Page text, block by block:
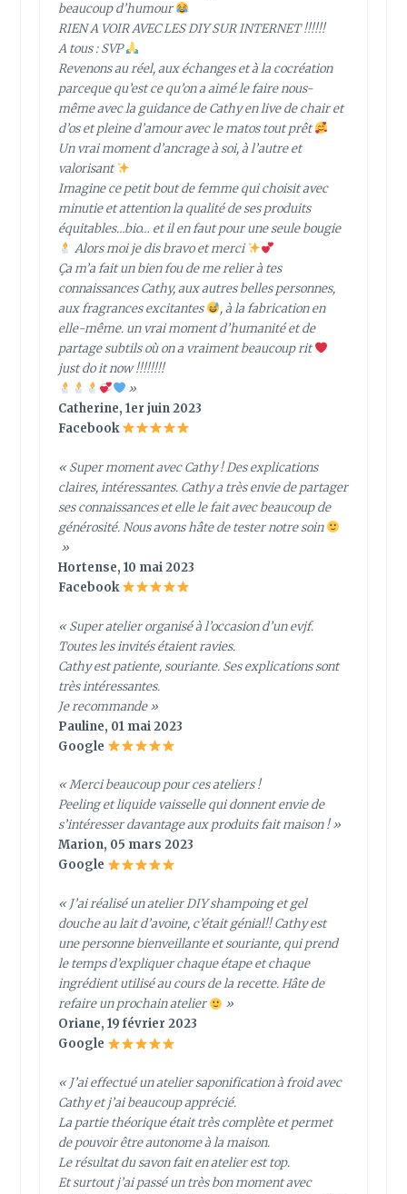
beaucoup d’humour
RIEN A VOIR AVEC LES DIY SUR INTERNET !!!!!!
A tous : SVP
Revenons au réel, aux échanges et à la cocréation
parceque qu’est ce qu’on a aimé le faire nous-
même avec la guidance de Cathy en live de chair et
d’os et pleine d’amour avec le matos tout prêt
Un vrai moment d’ancrage à soi, à l’autre et
valorisant
Imagine ce petit bout de femme qui choisit avec
minutie et attention la qualité de ses produits
équitables…bio… et il en faut pour une seule bougie
Alors moi je dis bravo et merci
Ça m’a fait un bien fou de me relier à tes
connaissances Cathy, aux autres belles personnes,
aux fragrances excitantes
, à la fabrication en
elle-même. un vrai moment d’humanité et de
partage subtils où on a vraiment beaucoup rit
just do it now !!!!!!!!
»
Catherine, 1er juin 2023
Facebook
« Super moment avec Cathy ! Des explications
claires, intéressantes. Cathy a très envie de partager
ses connaissances et elle le fait avec beaucoup de
générosité. Nous avons hâte de tester notre soin
»
Hortense, 10 mai 2023
Facebook
« Super atelier organisé à l’occasion d’un evjf.
Toutes les invités étaient ravies.
Cathy est patiente, souriante. Ses explications sont
très intéressantes.
Je recommande »
Pauline, 01 mai 2023
Google
« Merci beaucoup pour ces ateliers !
Peeling et liquide vaisselle qui donnent envie de
s’intéresser davantage aux produits fait maison ! »
Marion, 05 mars 2023
Google
« J’ai réalisé un atelier DIY shampoing et gel
douche au lait d’avoine, c’était génial!! Cathy est
une personne bienveillante et souriante, qui prend
le temps d’expliquer chaque étape et chaque
ingrédient utilisé au cours de la recette. Hâte de
refaire un prochain atelier
»
Oriane, 19 février 2023
Google
« J’ai effectué un atelier saponification à froid avec
Cathy et j’ai beaucoup apprécié.
La partie théorique était très complète et permet
de pouvoir être autonome à la maison.
Le résultat du savon fait en atelier est top.
Et surtout j’ai passé un très bon moment avec